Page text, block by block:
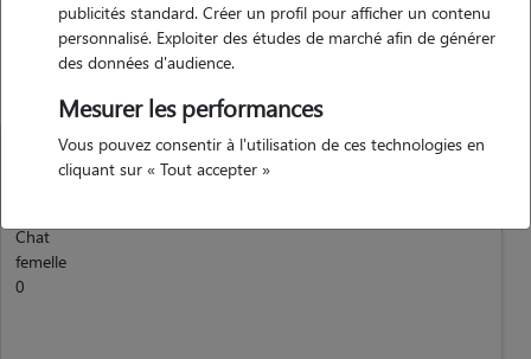
Animaux
Chat
femelle
0
publicités standard. Créer un profil pour afficher un contenu
personnalisé. Exploiter des études de marché afin de générer
des données d'audience.
Mesurer les performances
Vous pouvez consentir à l'utilisation de ces technologies en
cliquant sur « Tout accepter »